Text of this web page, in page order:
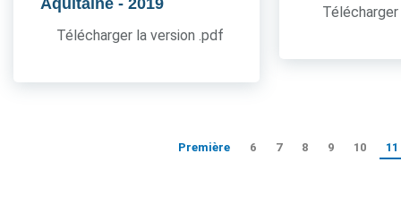
Aquitaine - 2019
Télécharger la version .pdf
Première 6 7 8 9 10 11